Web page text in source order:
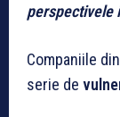
perspectivele
Companiile
serie de